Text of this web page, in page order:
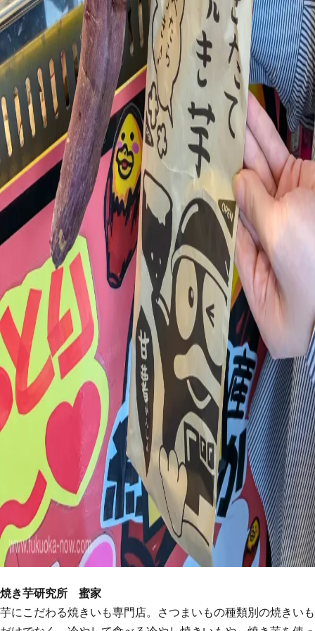
焼き芋研究所 蜜家
芋にこだわる焼きいも専門店。さつまいもの種類別の焼きいも